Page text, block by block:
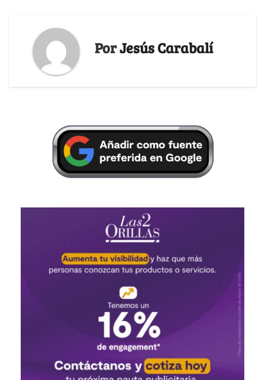
PorJesús Carabalí